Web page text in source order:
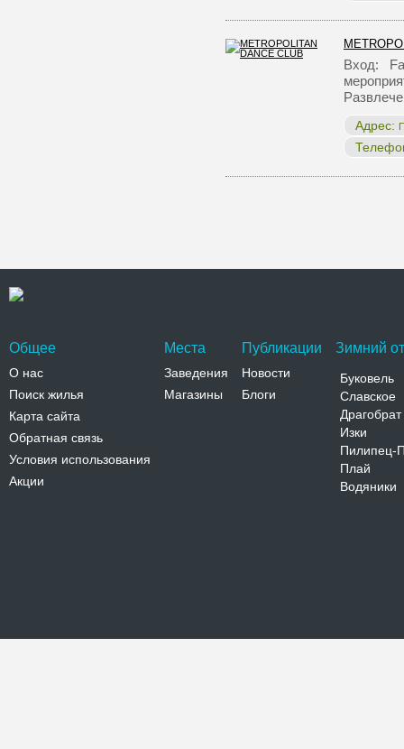
Вход:
Адрес:
Общее
О нас
Поиск жилья
Карта сайта
Обратная связь
Условия использования
Акции
Места
Заведения
Магазины
Публикации
Новости
Блоги
Зимний
Буковель
Славское
Драгобрат
Изки
Пилипец-
Плай
Водяники